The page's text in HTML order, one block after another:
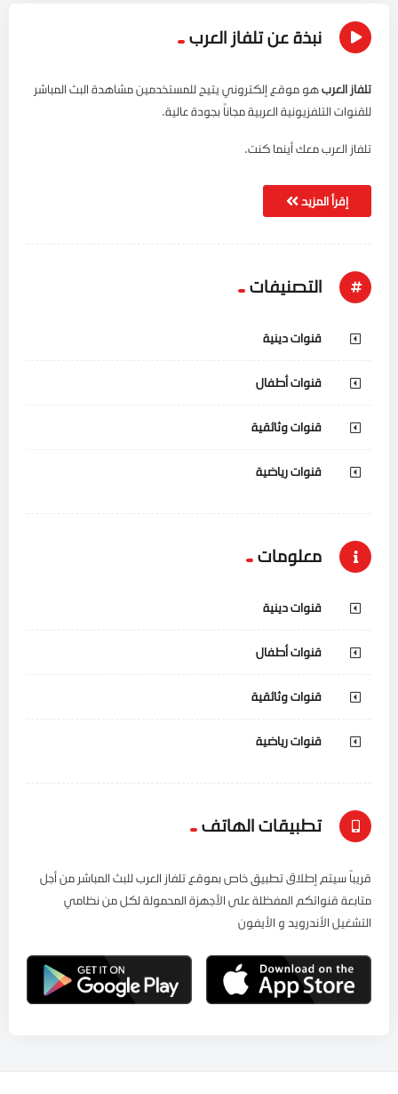
نبذة عن تلفاز العرب
تلفاز العربهو موقع إلكتروني يتيح للمستخدمين مشاهدة البث المباشر
للقنوات التلفزيونية العربية مجاناً بجودة عالية.
تلفاز العرب معك أينما كنت.
إقرأ المزيد
التصنيفات
قنوات دينية
قنوات أطفال
قنوات وثائقية
قنوات رياضية
معلومات
قنوات دينية
قنوات أطفال
قنوات وثائقية
قنوات رياضية
تطبيقات الهاتف
قريباً سيتم إطلاق تطبيق خاص بموقع تلفاز العرب للبث المباشر من أجل
متابعة قنواتكم المفظلة على الأجهزة المحمولة لكل من نظامي
التشغيل الأندرويد و الأيفون